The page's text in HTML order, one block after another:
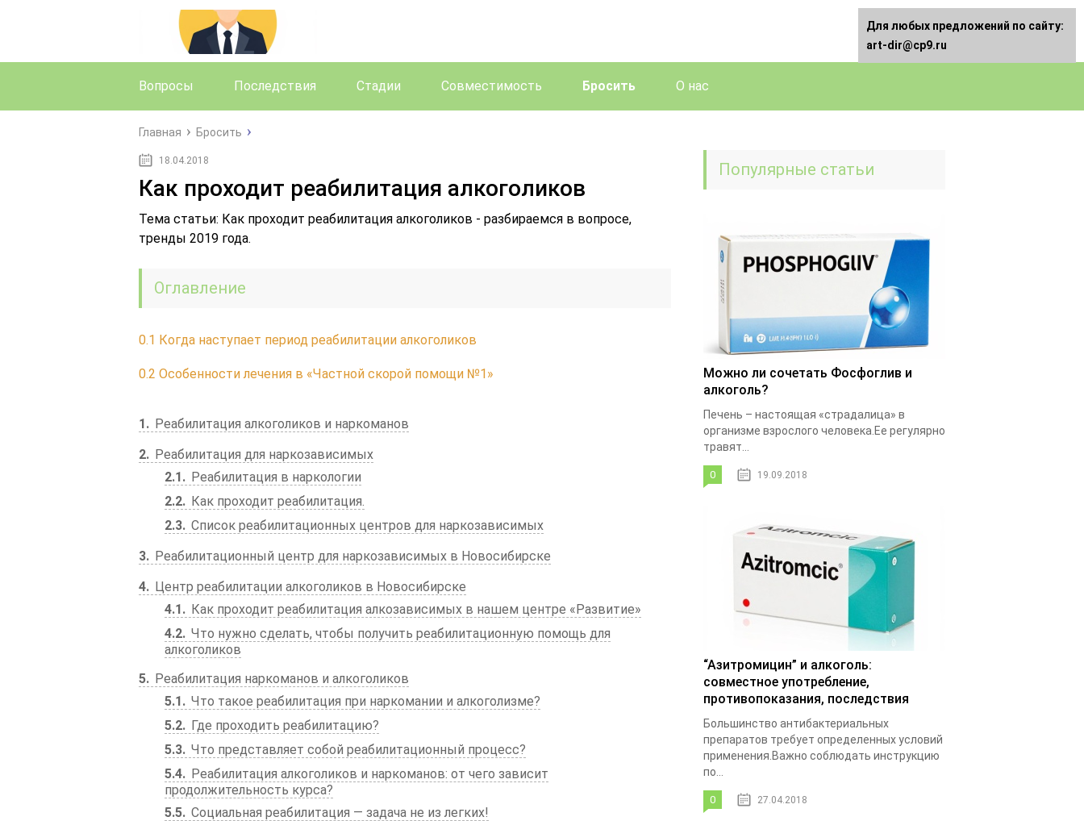
Вопросы Последствия Стадии Совместимость Бросить О нас
Главная Бросить
18.04.2018
Как проходит реабилитация алкоголиков
Тема статьи: Как проходит реабилитация алкоголиков - разбираемся в вопросе,
тренды 2019 года.
Оглавление
0.1 Когда наступает период реабилитации алкоголиков
0.2 Особенности лечения в «Частной скорой помощи №1»
1
Реабилитация алкоголиков и наркоманов
2
Реабилитация для наркозависимых
2.1
Реабилитация в наркологии
2.2
Как проходит реабилитация.
2.3 Список реабилитационных центров для наркозависимых
3
Реабилитационный центр для наркозависимых в Новосибирске
4
Центр реабилитации алкоголиков в Новосибирске
4.1
Как проходит реабилитация алкозависимых в нашем центре «Развитие»
4.2 Что нужно сделать, чтобы получить реабилитационную помощь для
алкоголиков
5
Реабилитация наркоманов и алкоголиков
5.1
Что такое реабилитация при наркомании и алкоголизме?
5.2
Где проходить реабилитацию?
5.3 Что представляет собой реабилитационный процесс?
5.4
Реабилитация алкоголиков и наркоманов: от чего зависит
продолжительность курса?
5.5 Социальная реабилитация ― задача не из легких!
Популярные статьи
Можно ли сочетать Фосфоглив и
алкоголь?
Печень – настоящая «страдалица» в
организме взрослого человека.Ее регулярно
травят...
0 19.09.2018
“Азитромицин” и алкоголь:
совместное употребление,
противопоказания, последствия
Большинство антибактериальных
препаратов требует определенных условий
применения.Важно соблюдать инструкцию
по...
0 27.04.2018
Для любых предложений по сайту:
art-dir@cp9.ru